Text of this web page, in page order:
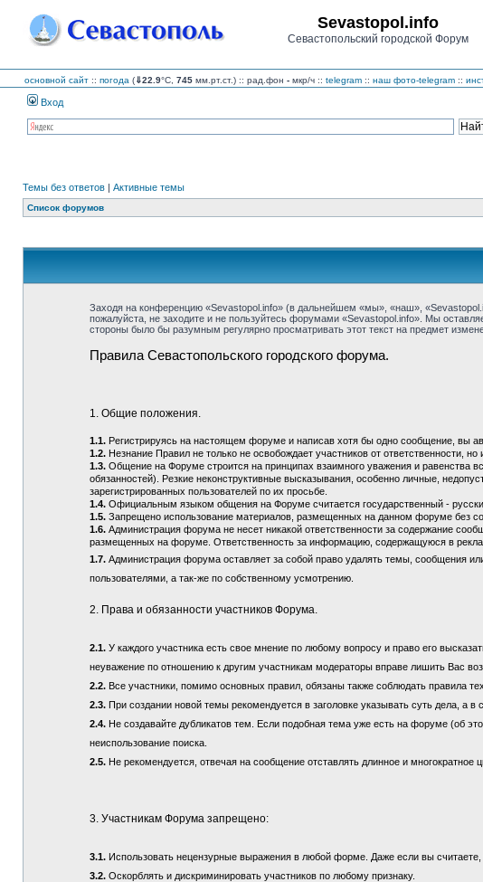
Sevastopol.info
Севастопольский городской Форум
основной сайт :: погода (⇓22.9°C, 745 мм.рт.ст.) :: рад.фон - мкр/ч :: telegram :: наш фото-telegram ::
Вход
Темы без ответов | Активные темы
Список форумов
Заходя на конференцию «Sevastopol.info» (в дальнейшем «мы», «наш»,
пожалуйста, не заходите и не пользуйтесь форумами «Sevastopol.info». Мы
стороны было бы разумным регулярно просматривать этот текст на предмет
Правила Севастопольского городского форума.
1. Общие положения.
1.1.Регистрируясь на настоящем форуме и написав хотя бы одно сообщение, вы
1.2.Незнание Правил не только не освобождает участников от ответственности,
1.3.Общение на Форуме строится на принципах взаимного уважения и равенства
обязанностей). Резкие неконструктивные высказывания, особенно личные,
зарегистрированных пользователей по их просьбе.
1.4.Официальным языком общения на Форуме считается государственный -
1.5.Запрещено использование материалов, размещенных на данном форуме без
1.6. Администрация форума не несет никакой ответственности за содержание
размещенных на форуме. Ответственность за информацию, содержащуюся в
1.7. Администрация форума оставляет за собой право удалять темы, сообщения
пользователями, а так-же по собственному усмотрению.
2. Права и обязанности участников Форума.
2.1.У каждого участника есть свое мнение по любому вопросу и право его
неуважение по отношению к другим участникам модераторы вправе лишить Вас
2.2.Все участники, помимо основных правил, обязаны также соблюдать правила тех
2.3.При создании новой темы рекомендуется в заголовке указывать суть дела, а
2.4.Не создавайте дубликатов тем. Если подобная тема уже есть на форуме (об
неиспользование поиска.
2.5.Не рекомендуется, отвечая на сообщение отставлять длинное и
3. Участникам Форума запрещено:
3.1.Использовать нецензурные выражения в любой форме. Даже если вы считаете,
3.2.Оскорблять и дискриминировать участников по любому признаку.